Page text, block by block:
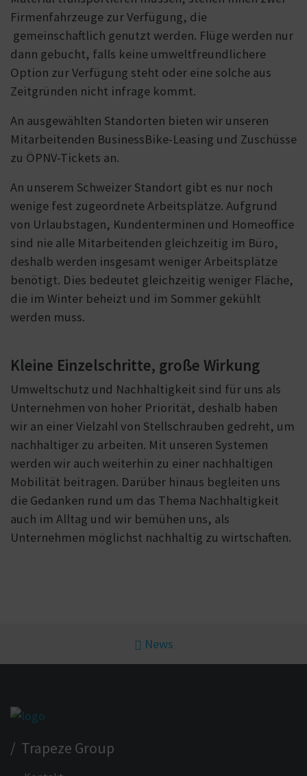
Firmenfahrzeuge zur Verfügung, die
gemeinschaftlich genutzt werden. Flüge werden nur
dann gebucht, falls keine umweltfreundlichere
Option zur Verfügung steht oder eine solche aus
Zeitgründen nicht infrage kommt.
An ausgewählten Standorten bieten wir unseren
Mitarbeitenden BusinessBike-Leasing und Zuschüsse
zu ÖPNV-Tickets an.
An unserem Schweizer Standort gibt es nur noch
wenige fest zugeordnete Arbeitsplätze. Aufgrund
von Urlaubstagen, Kundenterminen und Homeoffice
sind nie alle Mitarbeitenden gleichzeitig im Büro,
deshalb werden insgesamt weniger Arbeitsplätze
benötigt. Dies bedeutet gleichzeitig weniger Fläche,
die im Winter beheizt und im Sommer gekühlt
werden muss.
Kleine Einzelschritte, große Wirkung
Umweltschutz und Nachhaltigkeit sind für uns als
Unternehmen von hoher Priorität, deshalb haben
wir an einer Vielzahl von Stellschrauben gedreht, um
nachhaltiger zu arbeiten. Mit unseren Systemen
werden wir auch weiterhin zu einer nachhaltigen
Mobilität beitragen. Darüber hinaus begleiten uns
die Gedanken rund um das Thema Nachhaltigkeit
auch im Alltag und wir bemühen uns, als
Unternehmen möglichst nachhaltig zu wirtschaften.
News
/ Trapeze Group